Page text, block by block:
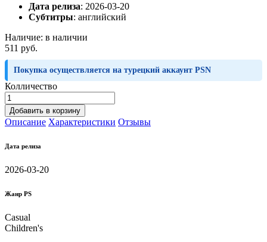
Дата релиза: 2026-03-20
Субтитры: английский
Наличие: в наличии
511 руб.
Покупка осуществляется на турецкий аккаунт PSN
Колличество
Добавить в корзину
Описание Характеристики Отзывы
Дата релиза
2026-03-20
Жанр PS
Casual
Children's